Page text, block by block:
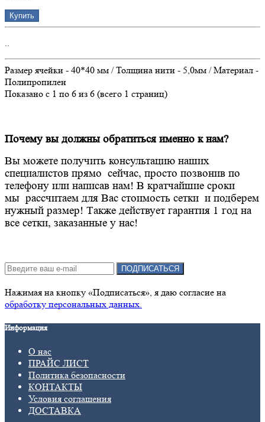
Купить
..
Размер ячейки - 40*40 мм / Толщина нити - 5,0мм / Материал -
Полипропилен
Показано с 1 по 6 из 6 (всего 1 страниц)
Почему вы должны обратиться именно к нам?
Вы можете получить консультацию наших
специалистов прямо сейчас, просто позвонив по
телефону или написав нам! В кратчайшие сроки
мы рассчитаем для Вас стоимость сетки и подберем
нужный размер! Также действует гарантия 1 год на
все сетки, заказанные у нас!
ПОДПИСАТЬСЯ
Нажимая на кнопку «Подписаться», я даю cогласие на
обработку персональных данных.
Информация
О нас
ПРАЙС ЛИСТ
Политика безопасности
КОНТАКТЫ
Условия соглашения
ДОСТАВКА